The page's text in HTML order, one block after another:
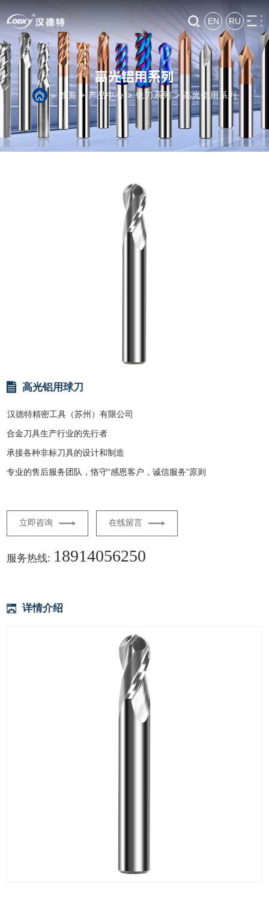
EN RU
高光铝用系列
> 首页> 产品中心 >铣刀系列 > 高光铝用系列
高光铝用球刀
汉德特精密工具（苏州）有限公司
合金刀具生产行业的先行者
承接各种非标刀具的设计和制造
专业的售后服务团队，恪守“感恩客户，诚信服务”原则
立即咨询 在线留言
服务热线: 18914056250
详情介绍